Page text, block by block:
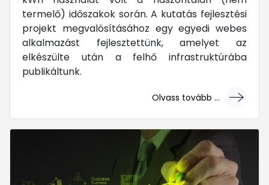
termelő) időszakok során. A kutatás fejlesztési
projekt megvalósításához egy egyedi webes
alkalmazást fejlesztettünk, amelyet az
elkészülte után a felhő infrastruktúrába
publikáltunk.
Olvass tovább ...
... mert megéri!